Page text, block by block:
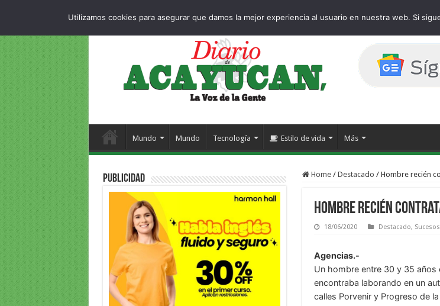
Mundo Mundo Tecnología Estilo de vida Más
Home / Destacado / Hombre recién
Hombre recién
18/06/2020 Destacado, Sucesos
Agencias.-
Un hombre entre 30 y 35 años
encontraba laborando en un
calles Porvenir y Progreso de
PUBLICIDAD
Utilizamos cookies para asegurar que damos la mejor experiencia al usuario en nuestra web. Si